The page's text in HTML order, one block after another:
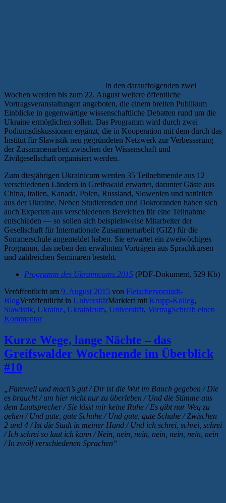
In den darauffolgenden zwei
Wochen werden bis zum 22. August weitere öffentliche
Vortragsveranstaltungen angeboten, die einem breiten Publikum
Einblicke in gegenwärtige wissenschaftliche Debatten rund um die
Ukraine ermöglichen sollen. Das Programm wird durch zwei
Podiumsdiskussionen ergänzt, die in Kooperation mit dem durch das
Institut für Slawistik neu gegründeten Netzwerk zur Verbesserung
der Zusammenarbeit zwischen der Wissenschaft und
Zivilgesellschaft organisiert werden.
Zum diesjährigen Ukrainicum werden 35 Teilnehmende aus 12
verschiedenen Ländern in Greifswald erwartet, darunter Gäste aus
China, Italien, Kanada, Polen, Russland, Slowenien und natürlich
aus der Ukraine. Neben Studierenden und Doktoranden haben sich
auch Experten aus verschiedenen Bereichen für eine Teilnahme
entschieden — so sollen sich beispielsweise Mitarbeiter der
Gesellschaft für Internationale Zusammenarbeit (GIZ) für die
Sommerschule angemeldet haben. Sie erwartet ein zweiwöchiges
Programm, das neben den erwähnten Vorträgen aus Sprachkursen
und zahlreichen Seminaren besteht.
Programm des Ukrainicums 2015 (PDF-Dokument, 529 Kb)
Veröffentlicht am 9. August 2015 von Fleischervorstadt-
BlogVeröffentlicht in UniversitätMarkiert mit Krupp-Kolleg,
Slawistik, Ukraine, Ukrainicum, Universität, VortragSchreib einen
Kommentar
Kurze Wege, lange Nächte – das
Greifswalder Wochenende im Überblick
#10
„Farewell und mach’s gut / Dir ist die Wut im Bauch gegeben / Die
es braucht / um hier nicht nur zu überleben / Und die Stimme aus
dem Lautsprecher / Sie lässt mir keine Ruhe / Es gibt nur Weg zu
gehen / Und gute, gute Schuhe / Und gute, gute Schuhe / Zwischen
2 und 4 / Ist die Stadt in meiner Hand / Und ich schrei, schrei, schrei
/ Ich schrei so laut ich kann / Nein, nein, nein, nein, nein, nein, nein
/ In zwölf verschiedenen Sprachen“